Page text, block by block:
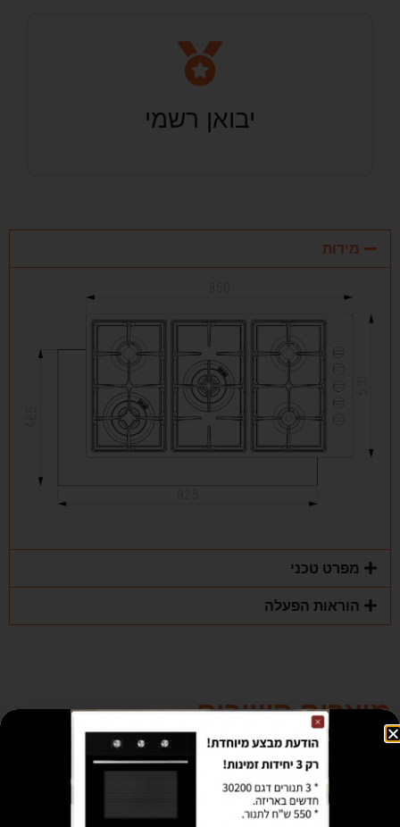
יבואן רשמי
מידות
מפרט טכני
הוראות הפעלה
מוצרים קשורים